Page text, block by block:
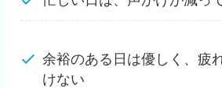
余裕のある日は優しく、疲
けない